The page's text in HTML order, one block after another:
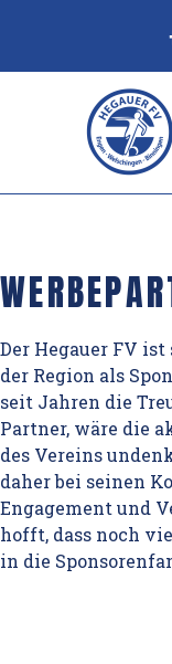
Der Hegauer FV
der Region als
seit Jahren die
Partner, wäre die
des Vereins
daher bei seinen
Engagement und
hofft, dass noch
in die